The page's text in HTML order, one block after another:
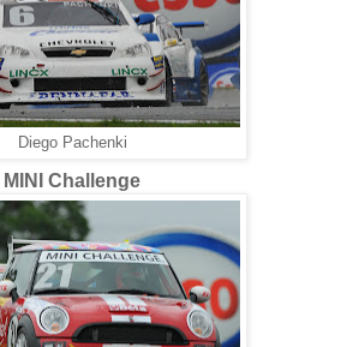
Diego Pachenki
MINI Challenge